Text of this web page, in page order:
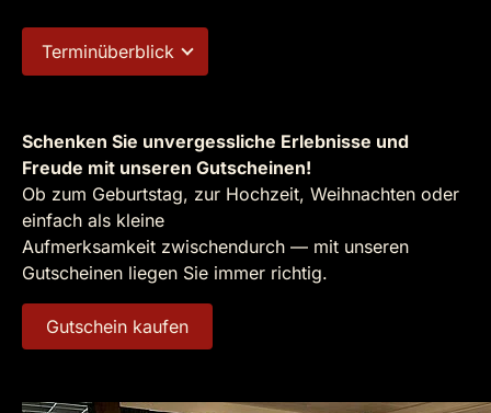
Terminüberblick
Schenken Sie unvergessliche Erlebnisse und
Freude mit unseren Gutscheinen!
Ob zum Geburtstag, zur Hochzeit, Weihnachten oder
einfach als kleine
Aufmerksamkeit zwischendurch — mit unseren
Gutscheinen liegen Sie immer richtig.
Gutschein kaufen